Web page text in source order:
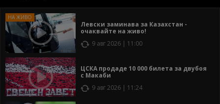
Левски заминава за Казахстан -
очаквайте на живо!
9 авг 2026 | 11:00
ЦСКА продаде 10 000 билета за двубоя
с Макаби
9 авг 2026 | 11:24